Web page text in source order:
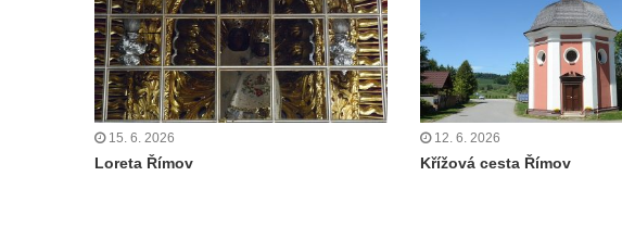
Kaple v Horním Třeboníně
Kaple Panny Marie v Horním Třeboníně
Kaple mezi Dolním Třebonínem a Horním
Třebonínem
Kaple v severní části Dolního Třebonína
15. 6. 2026
Loreta Římov
12. 6. 2026
Křížová cesta Římov